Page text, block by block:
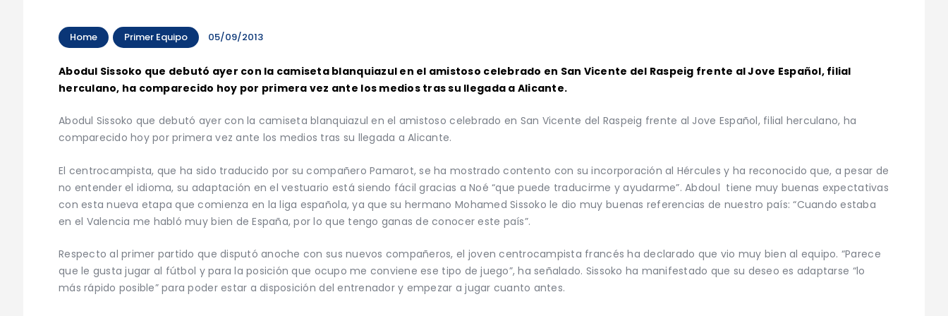
Home Primer Equipo 05/09/2013
Abodul Sissoko que debutó ayer con la camiseta blanquiazul en el amistoso celebrado en San Vicente del Raspeig frente al Jove Español, filial
herculano, ha comparecido hoy por primera vez ante los medios tras su llegada a Alicante.
Abodul Sissoko que debutó ayer con la camiseta blanquiazul en el amistoso celebrado en San Vicente del Raspeig frente al Jove Español, filial herculano, ha
comparecido hoy por primera vez ante los medios tras su llegada a Alicante.
El centrocampista, que ha sido traducido por su compañero Pamarot, se ha mostrado contento con su incorporación al Hércules y ha reconocido que, a pesar de
no entender el idioma, su adaptación en el vestuario está siendo fácil gracias a Noé “que puede traducirme y ayudarme”. Abdoul tiene muy buenas expectativas
con esta nueva etapa que comienza en la liga española, ya que su hermano Mohamed Sissoko le dio muy buenas referencias de nuestro país: “Cuando estaba
en el Valencia me habló muy bien de España, por lo que tengo ganas de conocer este país”.
Respecto al primer partido que disputó anoche con sus nuevos compañeros, el joven centrocampista francés ha declarado que vio muy bien al equipo. “Parece
que le gusta jugar al fútbol y para la posición que ocupo me conviene ese tipo de juego”, ha señalado. Sissoko ha manifestado que su deseo es adaptarse “lo
más rápido posible” para poder estar a disposición del entrenador y empezar a jugar cuanto antes.